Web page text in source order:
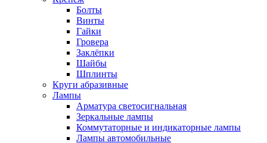
Болты
Винты
Гайки
Гровера
Заклёпки
Шайбы
Шплинты
Круги абразивные
Лампы
Арматура светосигнальная
Зеркальные лампы
Коммутаторные и индикаторные лампы
Лампы автомобильные